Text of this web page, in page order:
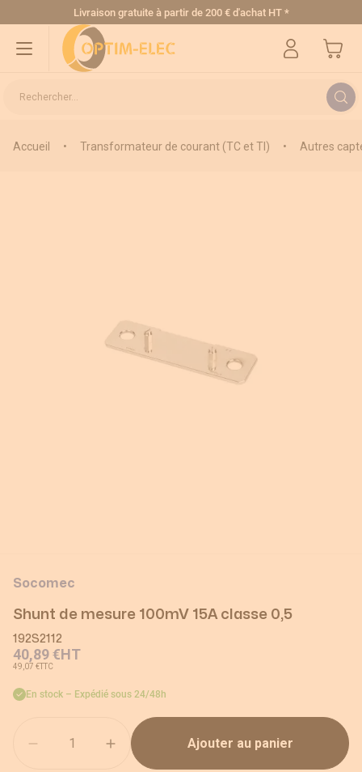
Allez au contenuLivraison gratuite à partir de 200 € d'achat HT *
Mon
Rechercher...
Accueil • Transformateur de courant (TC et TI) • Autres
Socomec
Shunt de mesure 100mV 15A classe 0,5
192S2112
40,89 €HT
49,07 €TTC
En stock – Expédié sous 24/48h
Ajouter au panier